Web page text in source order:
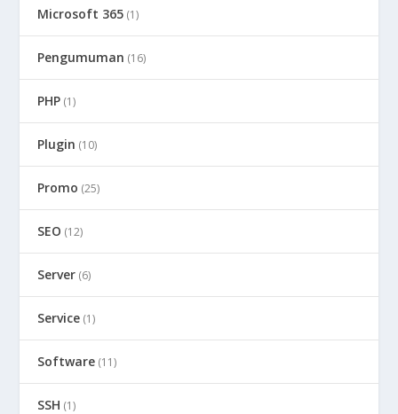
Microsoft 365 (1)
Pengumuman (16)
PHP (1)
Plugin (10)
Promo (25)
SEO (12)
Server (6)
Service (1)
Software (11)
SSH (1)